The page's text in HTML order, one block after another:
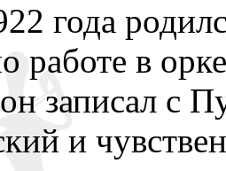
года
работе в
записал с
и